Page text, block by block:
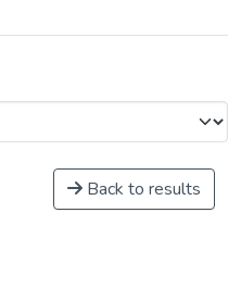
Back to results